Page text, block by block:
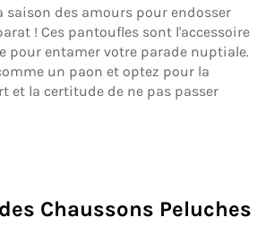
saison des amours pour endosser
! Ces pantoufles sont l'accessoire
pour entamer votre parade nuptiale.
un paon et optez pour la
et la certitude de ne pas passer
Chaussons Peluches